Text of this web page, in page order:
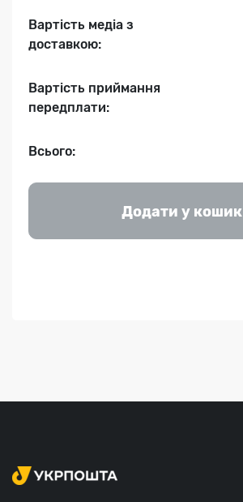
Вартість медіа з
доставкою:
Вартість приймання
передплати:
Всього:
Додати у кошик